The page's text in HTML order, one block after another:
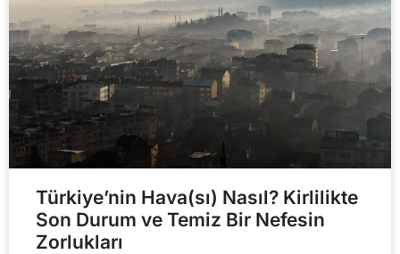
Türkiye’nin Hava(sı) Nasıl? Kirlilikte
Son Durum ve Temiz Bir Nefesin
Zorlukları